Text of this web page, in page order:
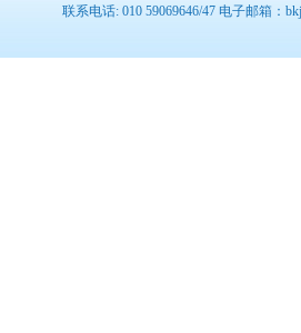
联系电话: 010 59069646/47 电子邮箱：